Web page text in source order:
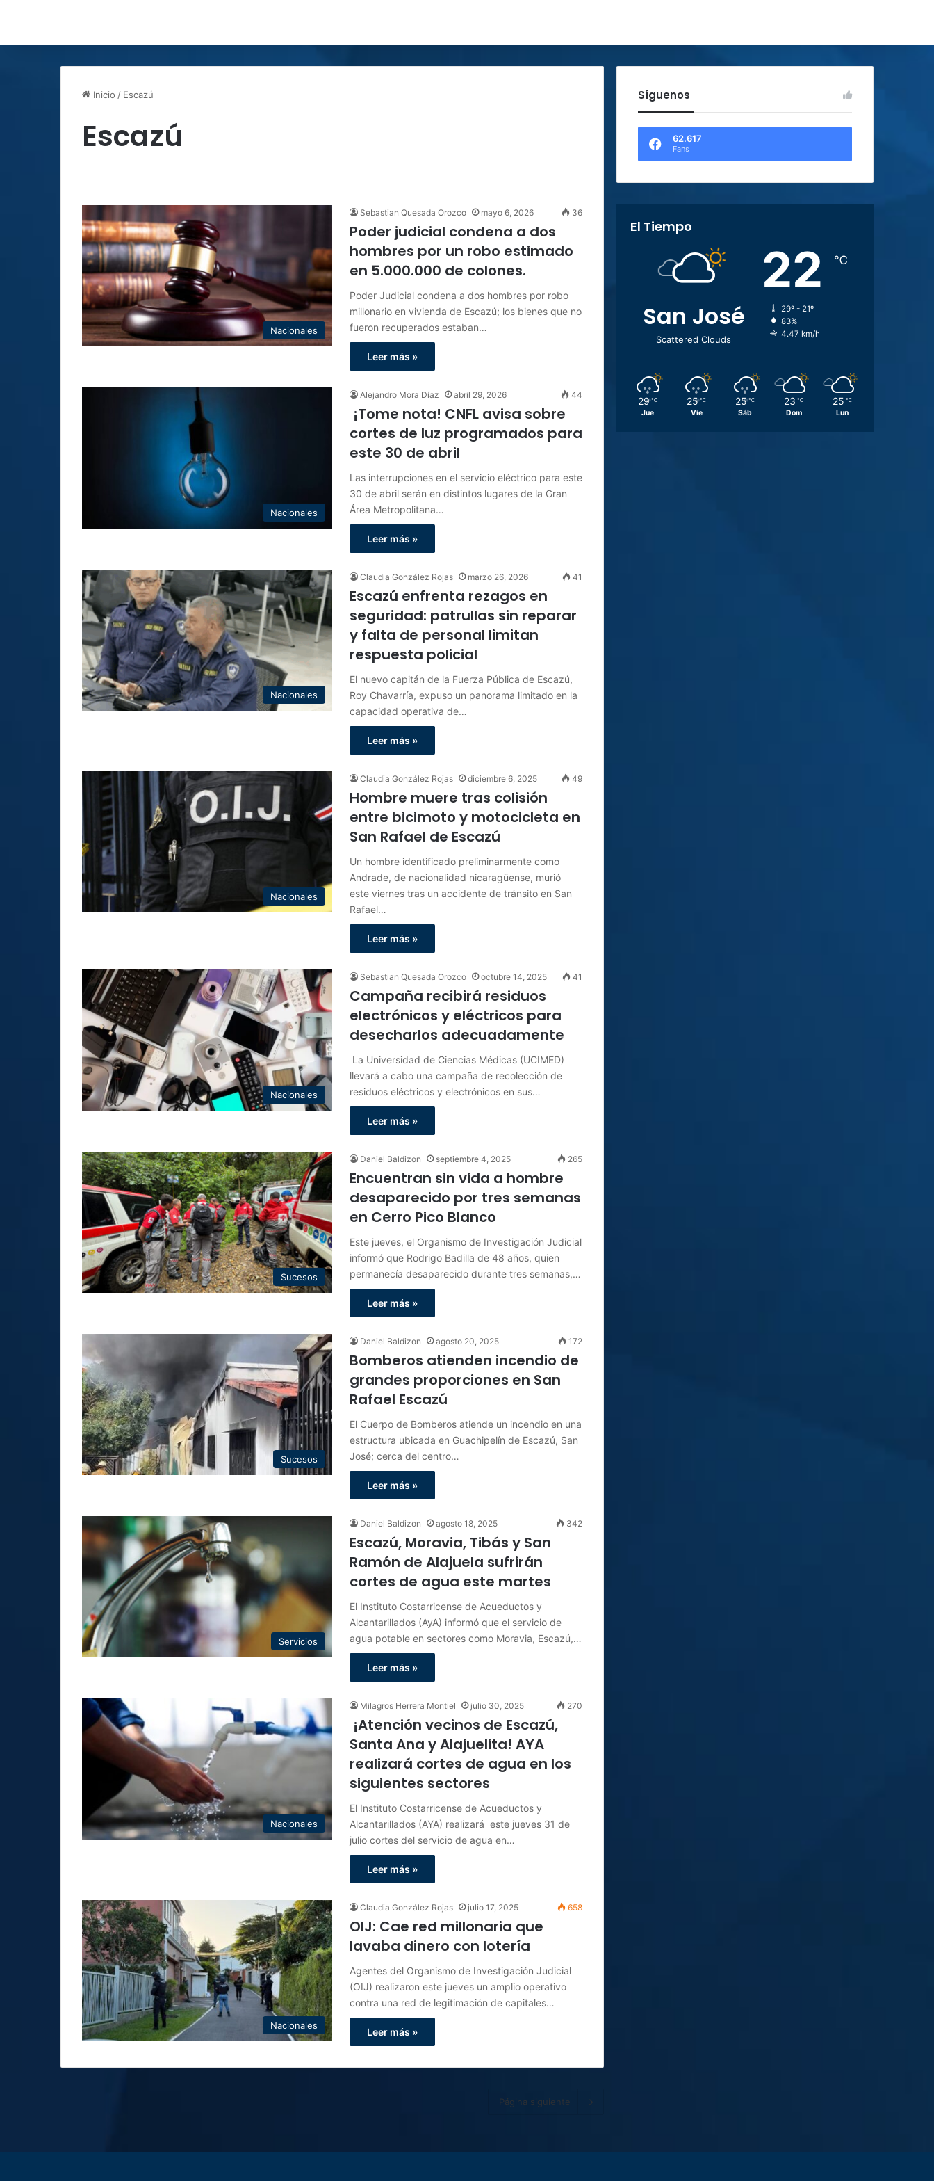
Inicio / Escazú
Escazú
Nacionales
Sebastian Quesada Orozco mayo 6, 2026 36
Poder judicial condena a dos
hombres por un robo estimado
en 5.000.000 de colones.
Poder Judicial condena a dos hombres por robo
millonario en vivienda de Escazú; los bienes que no
fueron recuperados estaban…
Leer más »
Nacionales
Alejandro Mora Díaz abril 29, 2026 44
¡Tome nota! CNFL avisa sobre
cortes de luz programados para
este 30 de abril
Las interrupciones en el servicio eléctrico para este
30 de abril serán en distintos lugares de la Gran
Área Metropolitana…
Leer más »
Nacionales
Claudia González Rojas marzo 26, 2026 41
Escazú enfrenta rezagos en
seguridad: patrullas sin reparar
y falta de personal limitan
respuesta policial
El nuevo capitán de la Fuerza Pública de Escazú,
Roy Chavarría, expuso un panorama limitado en la
capacidad operativa de…
Leer más »
Nacionales
Claudia González Rojas diciembre 6, 2025 49
Hombre muere tras colisión
entre bicimoto y motocicleta en
San Rafael de Escazú
Un hombre identificado preliminarmente como
Andrade, de nacionalidad nicaragüense, murió
este viernes tras un accidente de tránsito en San
Rafael…
Leer más »
Nacionales
Sebastian Quesada Orozco octubre 14, 2025 41
Campaña recibirá residuos
electrónicos y eléctricos para
desecharlos adecuadamente
La Universidad de Ciencias Médicas (UCIMED)
llevará a cabo una campaña de recolección de
residuos eléctricos y electrónicos en sus…
Leer más »
Sucesos
Daniel Baldizon septiembre 4, 2025 265
Encuentran sin vida a hombre
desaparecido por tres semanas
en Cerro Pico Blanco
Este jueves, el Organismo de Investigación Judicial
informó que Rodrigo Badilla de 48 años, quien
permanecía desaparecido durante tres semanas,…
Leer más »
Sucesos
Daniel Baldizon agosto 20, 2025 172
Bomberos atienden incendio de
grandes proporciones en San
Rafael Escazú
El Cuerpo de Bomberos atiende un incendio en una
estructura ubicada en Guachipelín de Escazú, San
José; cerca del centro…
Leer más »
Servicios
Daniel Baldizon agosto 18, 2025 342
Escazú, Moravia, Tibás y San
Ramón de Alajuela sufrirán
cortes de agua este martes
El Instituto Costarricense de Acueductos y
Alcantarillados (AyA) informó que el servicio de
agua potable en sectores como Moravia, Escazú,…
Leer más »
Nacionales
Milagros Herrera Montiel julio 30, 2025 270
¡Atención vecinos de Escazú,
Santa Ana y Alajuelita! AYA
realizará cortes de agua en los
siguientes sectores
El Instituto Costarricense de Acueductos y
Alcantarillados (AYA) realizará este jueves 31 de
julio cortes del servicio de agua en…
Leer más »
Nacionales
Claudia González Rojas julio 17, 2025 658
OIJ: Cae red millonaria que
lavaba dinero con lotería
Agentes del Organismo de Investigación Judicial
(OIJ) realizaron este jueves un amplio operativo
contra una red de legitimación de capitales…
Leer más »
Página siguiente
Síguenos
62.617
Fans
El Tiempo
San José
Scattered Clouds
22 ℃
29º - 21º
83%
4.47 km/h
29 ℃
Jue
25 ℃
Vie
25 ℃
Sáb
23 ℃
Dom
25 ℃
Lun